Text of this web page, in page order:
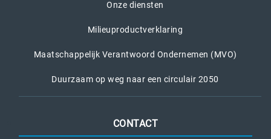
Onze diensten
Milieuproductverklaring
Maatschappelijk Verantwoord Ondernemen (MVO)
Duurzaam op weg naar een circulair 2050
CONTACT